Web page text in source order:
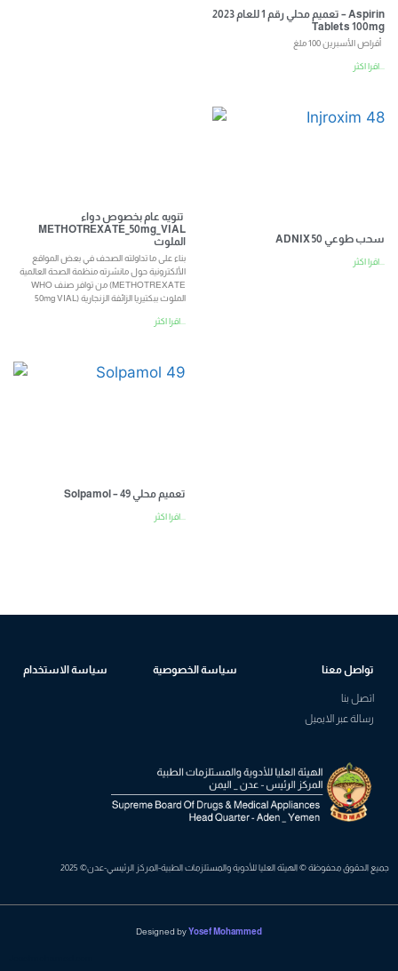
تعميم محلي رقم 1 للعام 2023 – Aspirin
Tablets 100mg
تنويه عام بخصوص دواء
METHOTREXATE_50mg_VIAL
الملوث
بناء على ما تداولته الصحف في بعض المواقع
الألكترونية حول مانشرته منظمة الصحة العالمية
WHO من توافر صنف (METHOTREXATE
50mg VIAL) الملوث ببكتيريا الزائفة الزنجارية
ADNIX 50 سحب طوعي
Solpamol – تعميم محلي 49
سياسة الاستخدام سياسة الخصوصية تواصل معنا
اتصل بنا
رسالة عبر الايميل
جميع الحقوق محفوظة © الهيئة العليا للأدوية والمستلزمات الطبية-المركز الرئيسي-عدن© 2025
Designed byYosef Mohammed